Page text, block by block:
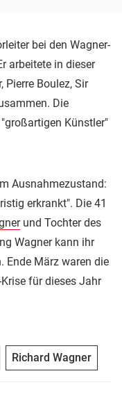
bei den Wagner-
arbeitete in dieser
Pierre Boulez, Sir
Die
Künstler"
Ausnahmezustand:
erkrankt". Die 41
und Tochter des
Wagner kann ihr
Ende März waren die
für dieses Jahr
Richard Wagner